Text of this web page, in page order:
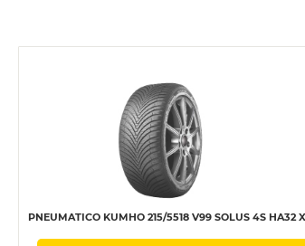
PNEUMATICO KUMHO 215/5518 V99 SOLUS 4S HA32